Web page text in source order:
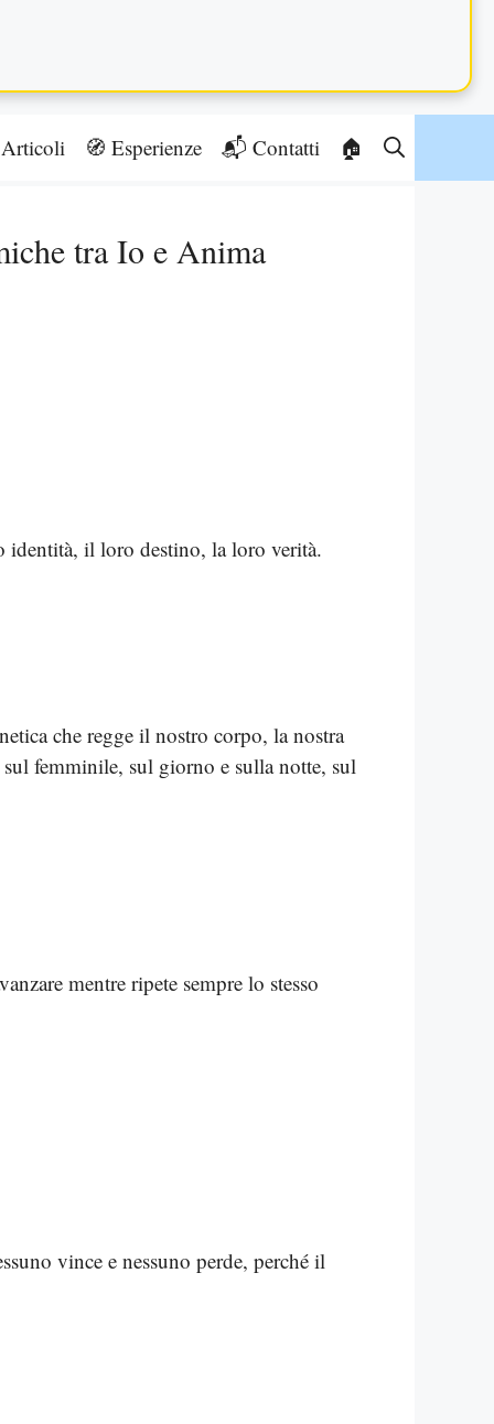
🧭 Esperienze 📬 Contatti 🏠
tra Io e Anima
identità, il loro destino, la loro verità.
che regge il nostro corpo, la nostra
femminile, sul giorno e sulla notte, sul
mentre ripete sempre lo stesso
vince e nessuno perde, perché il